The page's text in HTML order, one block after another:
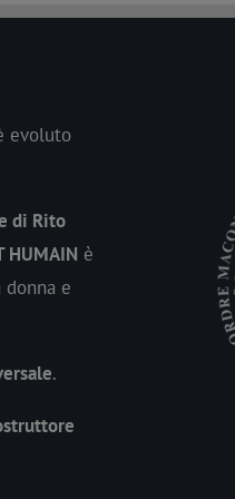
evoluto
di Rito
HUMAIN è
e
.